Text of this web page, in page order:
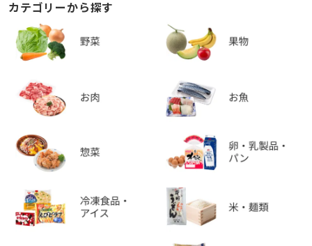
カテゴリーから探す